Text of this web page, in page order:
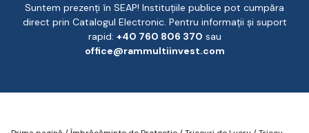
Suntem prezenți în SEAP! Instituțiile publice pot cumpăra
direct prin Catalogul Electronic. Pentru informații și suport
rapid: ‪+40 760 806 370 ‬ sau
office@rammultiinvest.com